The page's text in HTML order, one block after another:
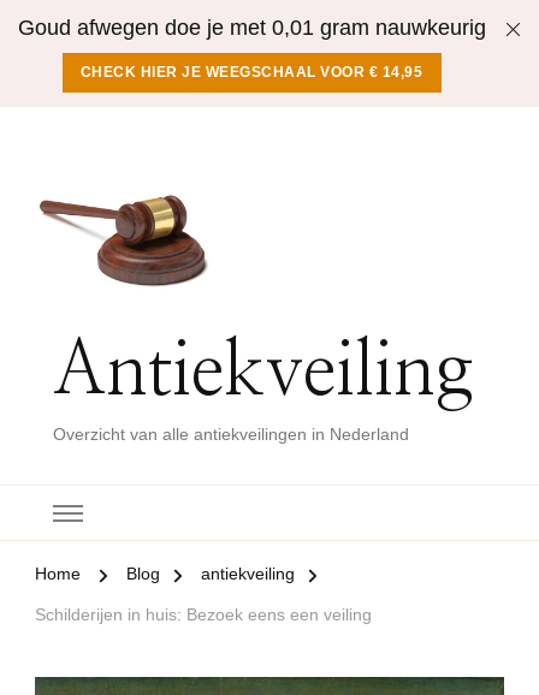
Goud afwegen doe je met 0,01 gram nauwkeurig
CHECK HIER JE WEEGSCHAAL VOOR € 14,95
Antiekveiling
Overzicht van alle antiekveilingen in Nederland
Home Blog antiekveiling
Schilderijen in huis: Bezoek eens een veiling